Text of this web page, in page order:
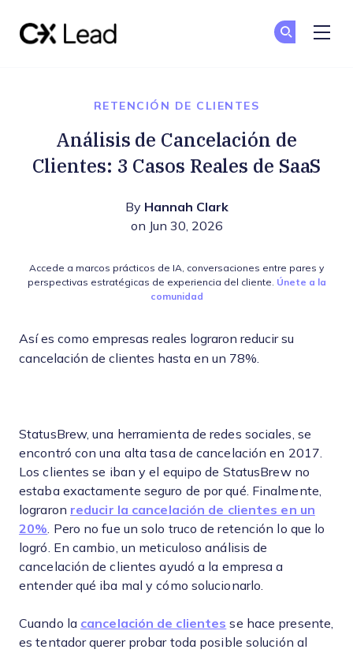
RETENCIÓN DE CLIENTES
Análisis de Cancelación de
Clientes: 3 Casos Reales de SaaS
By Hannah Clark
on Jun 30, 2026
Accede a marcos prácticos de IA, conversaciones entre pares y
perspectivas estratégicas de experiencia del cliente. Únete a la
comunidad
Así es como empresas reales lograron reducir su
cancelación de clientes hasta en un 78%.
StatusBrew, una herramienta de redes sociales, se
encontró con una alta tasa de cancelación en 2017.
Los clientes se iban y el equipo de StatusBrew no
estaba exactamente seguro de por qué. Finalmente,
lograron reducir la cancelación de clientes en un
20% . Pero no fue un solo truco de retención lo que lo
logró. En cambio, un meticuloso análisis de
cancelación de clientes ayudó a la empresa a
entender qué iba mal y cómo solucionarlo.
Cuando la cancelación de clientes se hace presente,
es tentador querer probar toda posible solución al